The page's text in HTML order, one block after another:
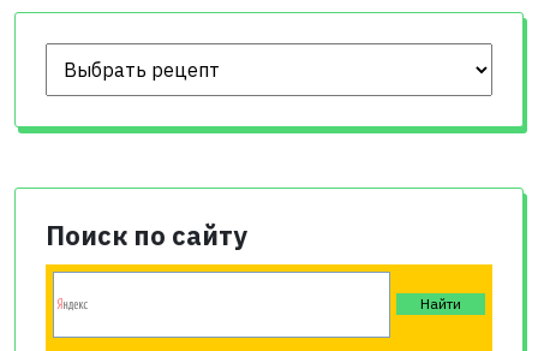
Поиск по сайту